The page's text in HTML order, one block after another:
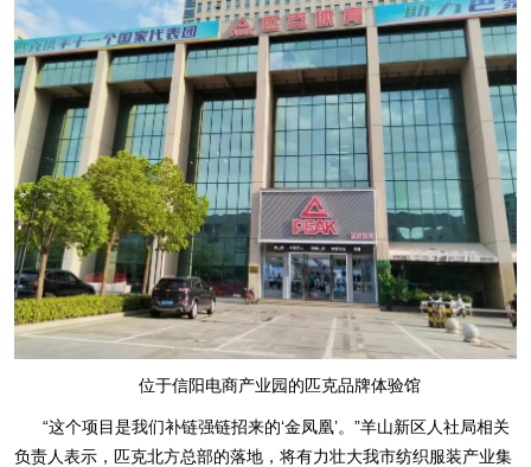
位于信阳电商产业园的匹克品牌体验馆
“这个项目是我们补链强链招来的‘金凤凰’。”羊山新区人社局相关
负责人表示，匹克北方总部的落地，将有力壮大我市纺织服装产业集